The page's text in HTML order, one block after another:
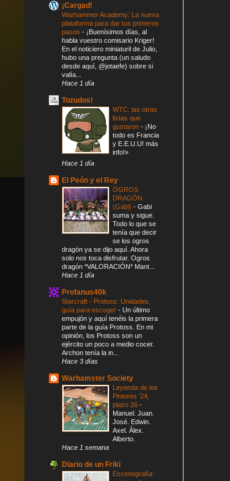
¡Cargad!
Warhammer Academy: La nueva
plataforma para dar tus primeros
pasos - ¡Buenísimos días, al
habla vuestro comisario Kriger!
En el noticiero miniaturil de Julio,
hubo una pregunta (un saludo
desde aquí, @jotaefe) sobre si
valía...
Hace 1 día
Tozudos!
WTC: las otras
listas que
gustaron - ¡No
todo es Francia
y E.E.U.U! más
info!»
Hace 1 día
El Peón y el Rey
OGROS
DRAGÓN
(Gabi) - Gabi
suma y sigue.
Todo lo que se
tenía que decir
se los ogros
dragón ya se dijo aquí. Ahora
solo nos toca disfrutar. Ogros
dragón *VALORACIÓN* Mant...
Hace 1 día
Profanus40k
Starcraft - Protoss: Unidades,
guía para escoger - Un último
empujón y aquí tenéis la primera
parte de la guía Protoss. En mi
opinión, los Protoss son un
ejército un poco a medio cocer.
Archon tenía la in...
Hace 3 días
Warhamster Society
Leyenda de los
Pintores '24,
plazo 26 -
Manuel. Juan.
José. Edwin.
Axel. Álex.
Alberto.
Hace 1 semana
Diario de un Friki
Escenografía: